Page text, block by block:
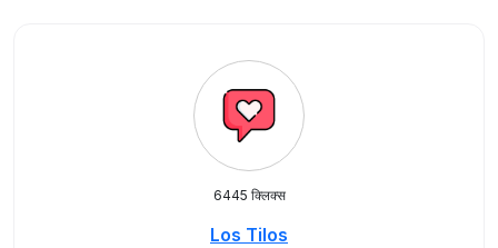
6445 क्लिक्स
Los Tilos